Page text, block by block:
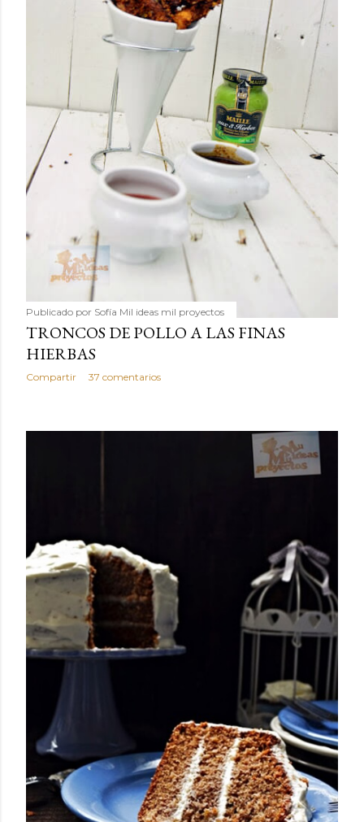
Publicado por Sofía Mil ideas mil proyectos
TRONCOS DE POLLO A LAS FINAS
HIERBAS
Compartir 37 comentarios